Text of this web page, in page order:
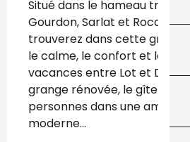
Situé dans le hameau
Gourdon, Sarlat et
trouverez dans cette grande
le calme, le confort et la
vacances entre Lot et
grange rénovée, le gîte
personnes dans une
moderne...